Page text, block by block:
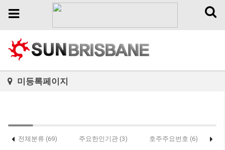
Toggle
Toggle
미등록페이지
전체분류 (69) 주요한인기관 (3) 호주주요번호 (6)